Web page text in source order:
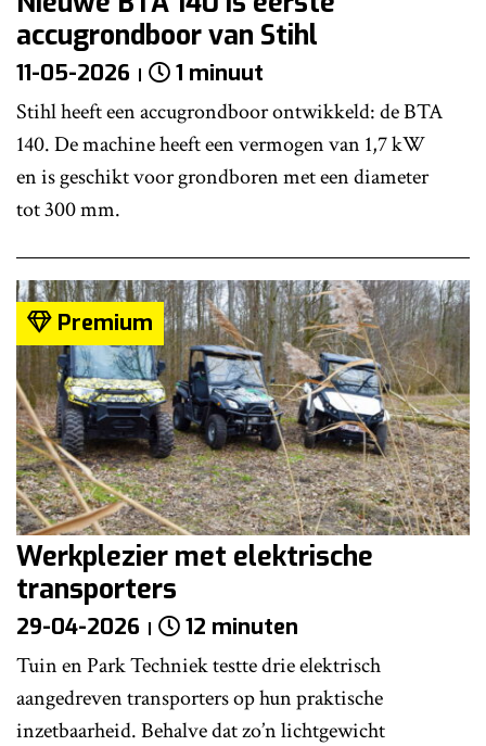
accugrondboor van Stihl
11-05-2026 1 minuut
Stihl heeft een accugrondboor ontwikkeld: de BTA
140. De machine heeft een vermogen van 1,7 kW
en is geschikt voor grondboren met een diameter
tot 300 mm.
Premium
Werkplezier met elektrische
transporters
29-04-2026 12 minuten
Tuin en Park Techniek testte drie elektrisch
aangedreven transporters op hun praktische
inzetbaarheid. Behalve dat zo’n lichtgewicht